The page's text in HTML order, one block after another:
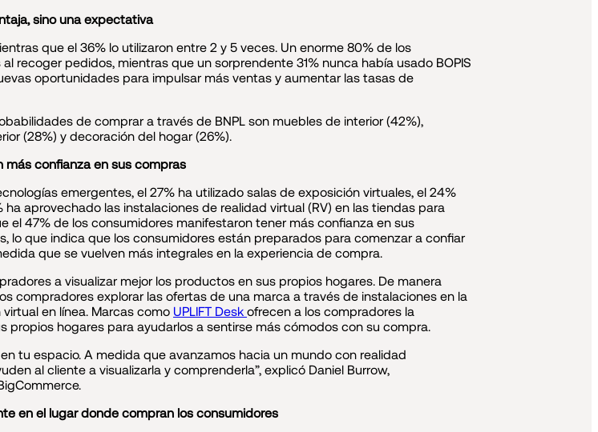
sino una expectativa
que el 36% lo utilizaron entre 2 y 5 veces. Un enorme 80% de los
recoger pedidos, mientras que un sorprendente 31% nunca había usado BOPIS
oportunidades para impulsar más ventas y aumentar las tasas de
de comprar a través de BNPL son muebles de interior (42%),
(28%) y decoración del hogar (26%).
confianza en sus compras
emergentes, el 27% ha utilizado salas de exposición virtuales, el 24%
aprovechado las instalaciones de realidad virtual (RV) en las tiendas para
el 47% de los consumidores manifestaron tener más confianza en sus
lo que indica que los consumidores están preparados para comenzar a confiar
que se vuelven más integrales en la experiencia de compra.
a visualizar mejor los productos en sus propios hogares. De manera
compradores explorar las ofertas de una marca a través de instalaciones en la
en línea. Marcas como UPLIFT Desk ofrecen a los compradores la
propios hogares para ayudarlos a sentirse más cómodos con su compra.
tu espacio. A medida que avanzamos hacia un mundo con realidad
al cliente a visualizarla y comprenderla”, explicó Daniel Burrow,
en el lugar donde compran los consumidores